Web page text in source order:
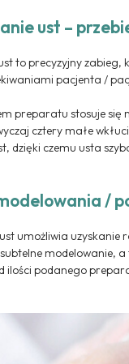
ust –
to precyzyjny
pacjenta /
preparatu stosuje się
cztery małe
dzięki czemu usta
/
umożliwia uzyskanie
modelowanie,
ilości podanego